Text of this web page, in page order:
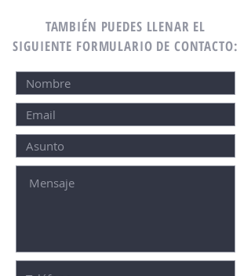
TAMBIÉN PUEDES LLENAR EL
SIGUIENTE FORMULARIO DE CONTACTO: